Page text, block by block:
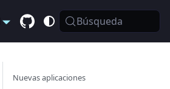
Búsqueda
Nuevas aplicaciones